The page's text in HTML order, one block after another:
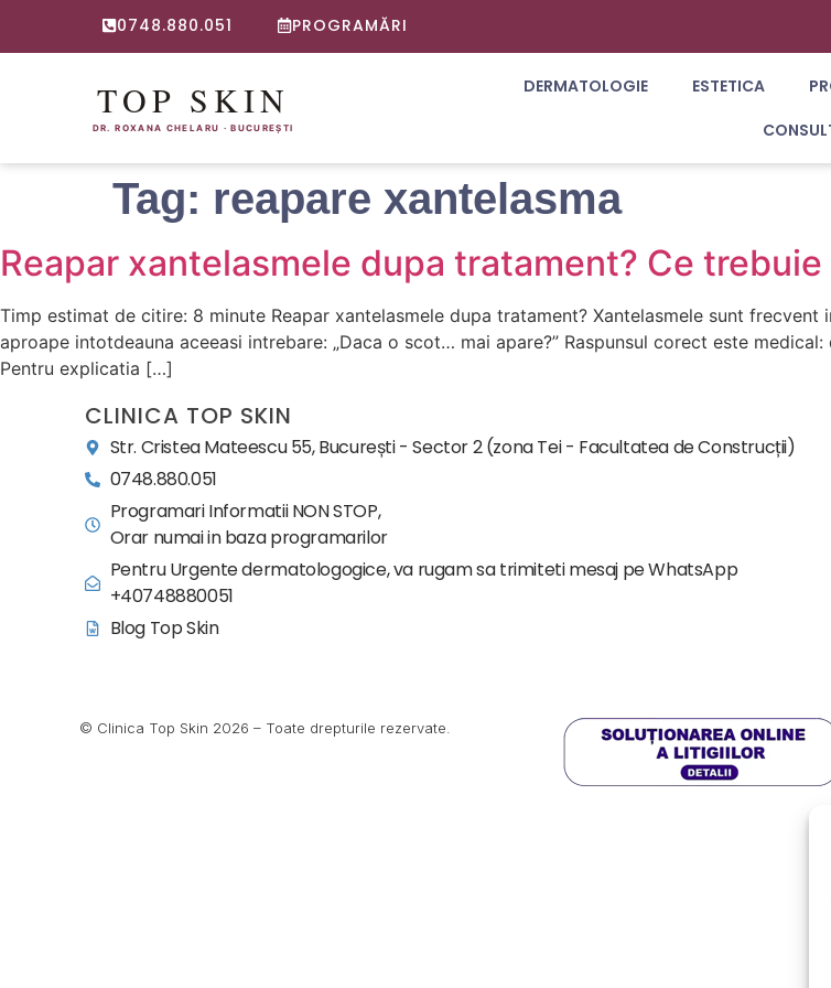
0748.880.051 PROGRAMĂRI
DERMATOLOGIE ESTETICA
Tag: reapare xantelasma
Reapar xantelasmele dupa tratament? Ce
Timp estimat de citire: 8 minute Reapar xantelasmele dupa tratament? Xantelasmele sunt
aproape intotdeauna aceeasi intrebare: „Daca o scot… mai apare?” Raspunsul corect este
Pentru explicatia […]
CLINICA TOP SKIN
Str. Cristea Mateescu 55, București - Sector 2 (zona Tei - Facultatea de Construcții)
0748.880.051
Programari Informatii NON STOP,
Orar numai in baza programarilor
Pentru Urgente dermatologogice, va rugam sa trimiteti mesaj pe WhatsApp
+40748880051
Blog Top Skin
© Clinica Top Skin 2026 – Toate drepturile rezervate.